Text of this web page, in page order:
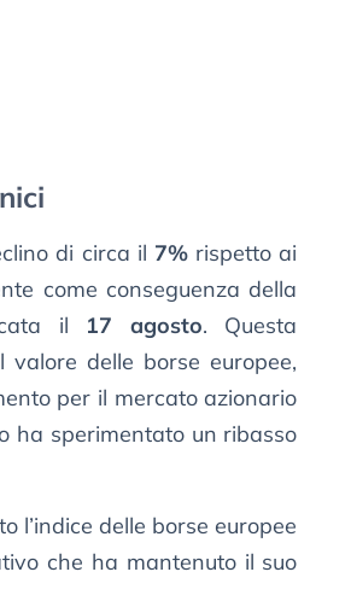
di circa il 7% rispetto ai
come conseguenza della
il 17 agosto. Questa
delle borse europee,
per il mercato azionario
ha sperimentato un ribasso
l’indice delle borse europee
che ha mantenuto il suo